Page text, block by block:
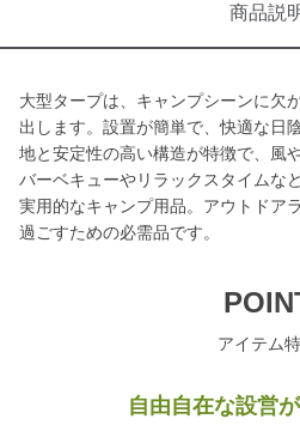
商品説
大型タープは、キャンプシーンに欠
出します。設置が簡単で、快適な日
地と安定性の高い構造が特徴で、風
バーベキューやリラックスタイムな
実用的なキャンプ用品。アウトドア
過ごすための必需品です。
アイテム
自由自在な設営